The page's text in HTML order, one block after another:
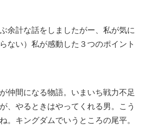
余計な話をしましたがー、私が気に
ない）私が感動した３つのポイント
仲間になる物語。いまいち戦力不足
、やるときはやってくれる男。こう
。キングダムでいうところの尾平。